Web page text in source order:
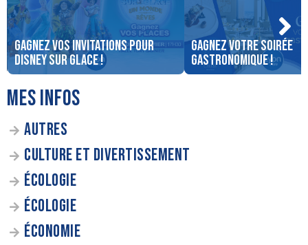
Gagnez vos invitations pour
Disney sur Glace !
Gagnez votre soirée
gastronomique !
MES INFOS
AUTRES
CULTURE ET DIVERTISSEMENT
ÉCOLOGIE
ÉCOLOGIE
ÉCONOMIE